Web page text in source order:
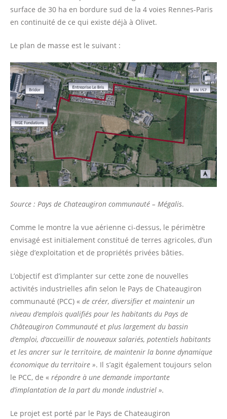
surface de 30 ha en bordure sud de la 4 voies Rennes-Paris
en continuité de ce qui existe déjà à Olivet.
Le plan de masse est le suivant :
Source : Pays de Chateaugiron communauté – Mégalis.
Comme le montre la vue aérienne ci-dessus, le périmètre
envisagé est initialement constitué de terres agricoles, d’un
siège d’exploitation et de propriétés privées bâties.
L’objectif est d’implanter sur cette zone de nouvelles
activités industrielles afin selon le Pays de Chateaugiron
communauté (PCC) « de créer, diversifier et maintenir un
niveau d’emplois qualifiés pour les habitants du Pays de
Châteaugiron Communauté et plus largement du bassin
d’emploi, d’accueillir de nouveaux salariés, potentiels habitants
et les ancrer sur le territoire, de maintenir la bonne dynamique
économique du territoire ». Il s’agit également toujours selon
le PCC, de « répondre à une demande importante
d’implantation de la part du monde industriel ».
Le projet est porté par le Pays de Chateaugiron